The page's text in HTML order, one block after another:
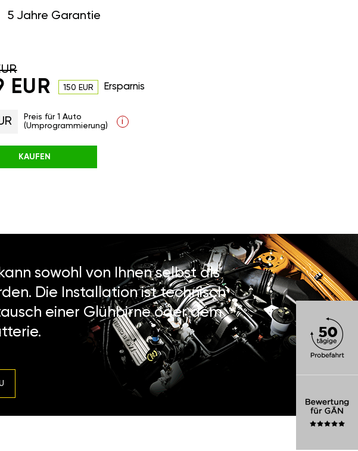
5 Jahre Garantie
EUR 150 EUR Ersparnis
Preis für 1 Auto
(Umprogrammierung)
i
KAUFEN
sowohl von Ihnen selbst als
Die Installation ist technisch
einer Glühbirne oder dem